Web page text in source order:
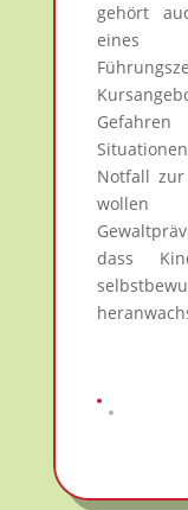
gehört
eines
Notfall
dass